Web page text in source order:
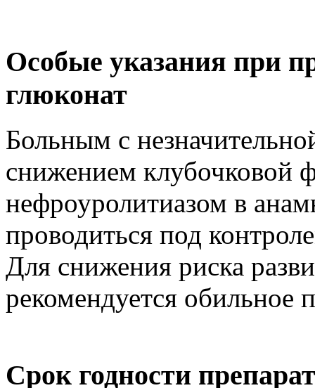
Особые указания при
глюконат
Больным с
снижением клубочковой
нефроуролитиазом в
проводиться под
Для снижения риска
рекомендуется обильное
Срок годности